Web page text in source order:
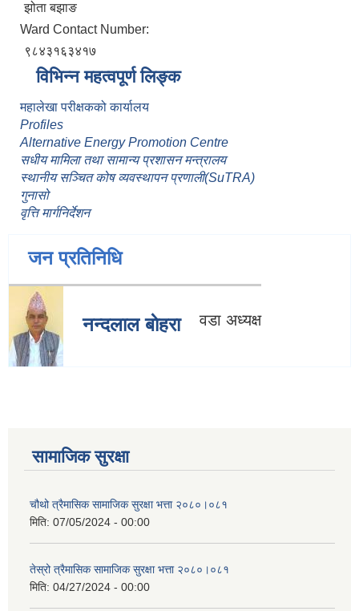
झोता बझाङ
Ward Contact Number:
९८४३१६३४१७
विभिन्न महत्वपूर्ण लिङ्क
महालेखा परीक्षकको कार्यालय
Profiles
Alternative Energy Promotion Centre
सधीय मामिला तथा सामान्य प्रशासन मन्त्रालय
स्थानीय सञ्चित कोष व्यवस्थापन प्रणाली(SuTRA)
गुनासो
वृत्ति मार्गनिर्देशन
जन प्रतिनिधि
नन्दलाल बाेहरा वडा अध्यक्ष
सामाजिक सुरक्षा
चौथो त्रैमासिक सामाजिक सुरक्षा भत्ता २०८०।०८१
मिति: 07/05/2024 - 00:00
तेस्रो त्रैमासिक सामाजिक सुरक्षा भत्ता २०८०।०८१
मिति: 04/27/2024 - 00:00